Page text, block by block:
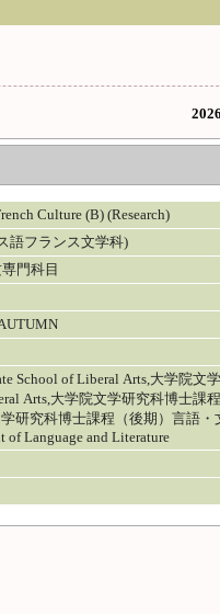
Culture (B) (Research)
語フランス文学科)
専門科目
School of Liberal Arts,大学院文
Arts,大学院文学研究科博士課
研究科博士課程（後期）言語・
of Language and Literature